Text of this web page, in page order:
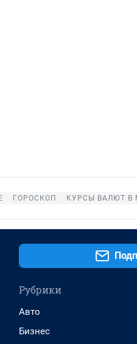
ГОРОСКОП КУРСЫ ВАЛЮТ В
Рубрики
Авто
Бизнес